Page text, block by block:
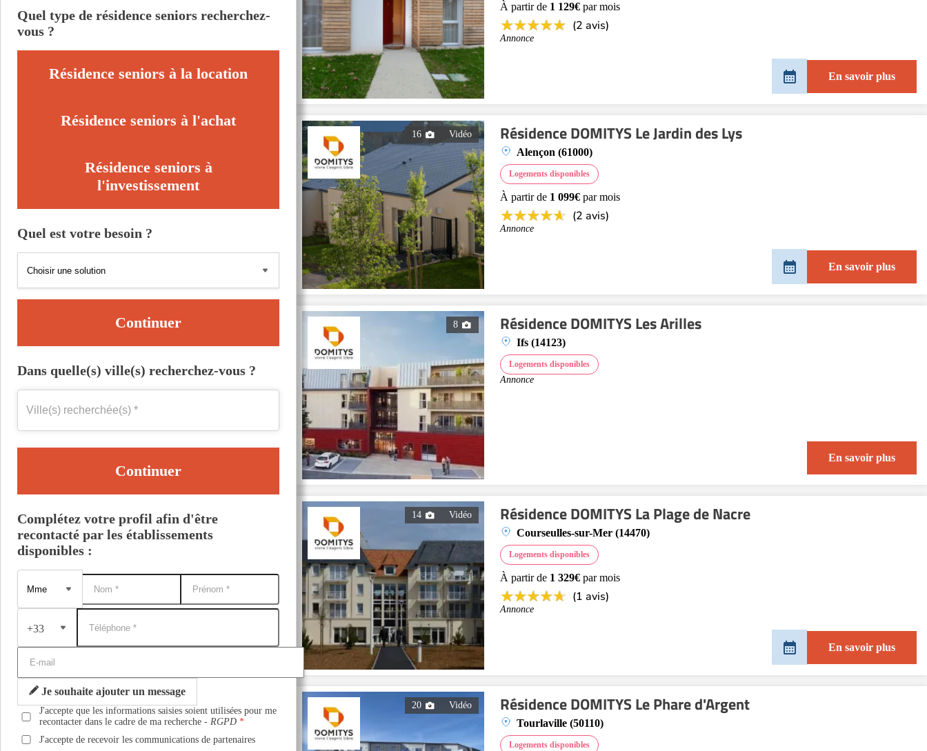
À partir de 1 129€ par mois
(2 avis)
Annonce
En savoir plus
16 Vidéo Résidence DOMITYS Le Jardin des Lys
Alençon (61000)
Logements disponibles
À partir de 1 099€ par mois
(2 avis)
Annonce
En savoir plus
8 Résidence DOMITYS Les Arilles
Ifs (14123)
Logements disponibles
Annonce
En savoir plus
14 Vidéo Résidence DOMITYS La Plage de Nacre
Courseulles-sur-Mer (14470)
Logements disponibles
À partir de 1 329€ par mois
(1 avis)
Annonce
En savoir plus
20 Vidéo Résidence DOMITYS Le Phare d'Argent
Tourlaville (50110)
Logements disponibles
Quel type de résidence seniors recherchez-
vous ?
Résidence seniors à la location
Résidence seniors à l'achat
Résidence seniors à
l'investissement
Quel est votre besoin ?
Continuer
Dans quelle(s) ville(s) recherchez-vous ?
Continuer
Complétez votre profil afin d'être
recontacté par les établissements
disponibles :
+33
Je souhaite ajouter un message
J'accepte que les informations saisies soient utilisées pour me
recontacter dans le cadre de ma recherche -RGPD
J'accepte de recevoir les communications de partenaires